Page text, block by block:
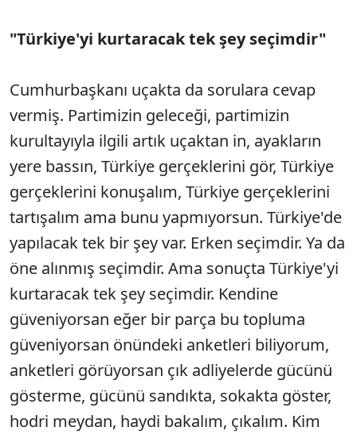
"Türkiye'yi kurtaracak tek şey seçimdir"
Cumhurbaşkanı uçakta da sorulara cevap
vermiş. Partimizin geleceği, partimizin
kurultayıyla ilgili artık uçaktan in, ayakların
yere bassın, Türkiye gerçeklerini gör, Türkiye
gerçeklerini konuşalım, Türkiye gerçeklerini
tartışalım ama bunu yapmıyorsun. Türkiye'de
yapılacak tek bir şey var. Erken seçimdir. Ya da
öne alınmış seçimdir. Ama sonuçta Türkiye'yi
kurtaracak tek şey seçimdir. Kendine
güveniyorsan eğer bir parça bu topluma
güveniyorsan önündeki anketleri biliyorum,
anketleri görüyorsan çık adliyelerde gücünü
gösterme, gücünü sandıkta, sokakta göster,
hodri meydan, haydi bakalım, çıkalım. Kim